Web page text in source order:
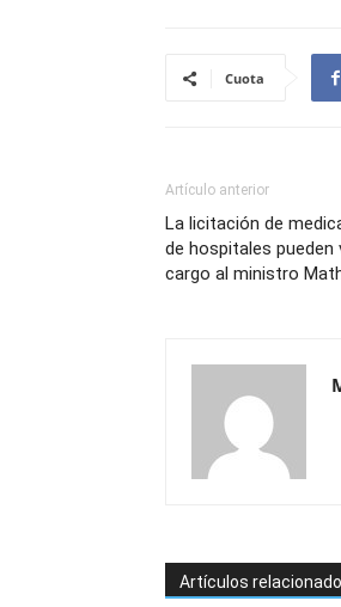
Cuota
Artículo anterior
La licitación de
de hospitales pueden
cargo al ministro
Artículos